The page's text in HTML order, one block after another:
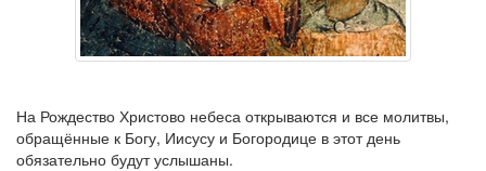
На Рождество Христово небеса открываются и все молитвы,
обращённые к Богу, Иисусу и Богородице в этот день
обязательно будут услышаны.